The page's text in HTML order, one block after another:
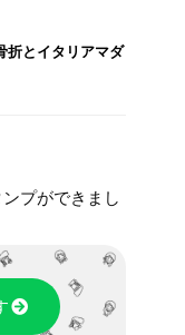
折とイタリアマダ
プができまし